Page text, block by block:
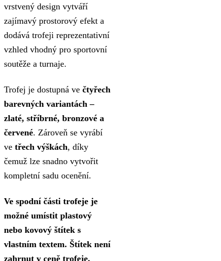
vrstvený design vytváří
zajímavý prostorový efekt a
dodává trofeji reprezentativní
vzhled vhodný pro sportovní
soutěže a turnaje.
Trofej je dostupná ve čtyřech
barevných variantách –
zlaté, stříbrné, bronzové a
červené. Zároveň se vyrábí
ve třech výškách, díky
čemuž lze snadno vytvořit
kompletní sadu ocenění.
Ve spodní části trofeje je
možné umístit plastový
nebo kovový štítek s
vlastním textem. Štítek není
zahrnut v ceně trofeje.